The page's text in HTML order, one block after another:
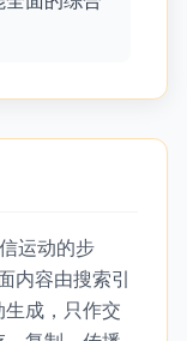
运动的步
内容由搜索引
成，只作交